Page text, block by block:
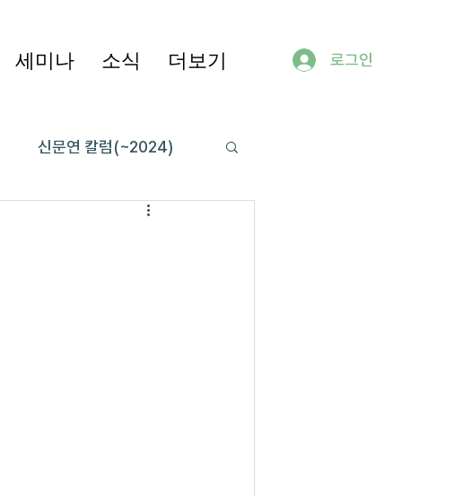
세미나 소식 더보기 로그인
신문연 칼럼(~2024)